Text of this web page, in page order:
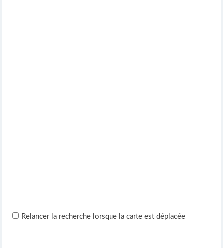
Relancer la recherche lorsque la carte est déplacée